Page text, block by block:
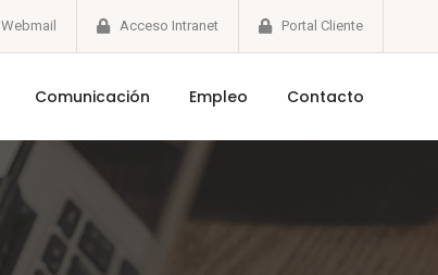
Webmail Acceso Intranet Portal Cliente
Comunicación Empleo Contacto